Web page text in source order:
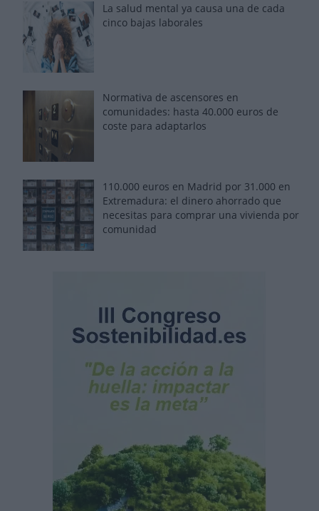
La salud mental ya causa una de cada
cinco bajas laborales
Normativa de ascensores en
comunidades: hasta 40.000 euros de
coste para adaptarlos
110.000 euros en Madrid por 31.000 en
Extremadura: el dinero ahorrado que
necesitas para comprar una vivienda por
comunidad